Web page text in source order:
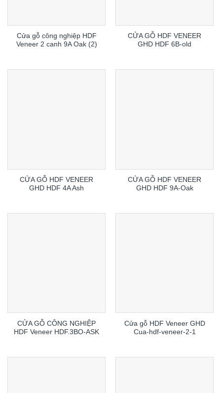
Cửa gỗ công nghiệp HDF
Veneer 2 canh 9A Oak (2)
CỬA GỖ HDF VENEER
GHD HDF 6B-old
CỬA GỖ HDF VENEER
GHD HDF 4A Ash
CỬA GỖ HDF VENEER
GHD HDF 9A-Oak
CỬA GỖ CÔNG NGHIỆP
HDF Veneer HDF.3BO-ASK
Cửa gỗ HDF Veneer GHD
Cua-hdf-veneer-2-1